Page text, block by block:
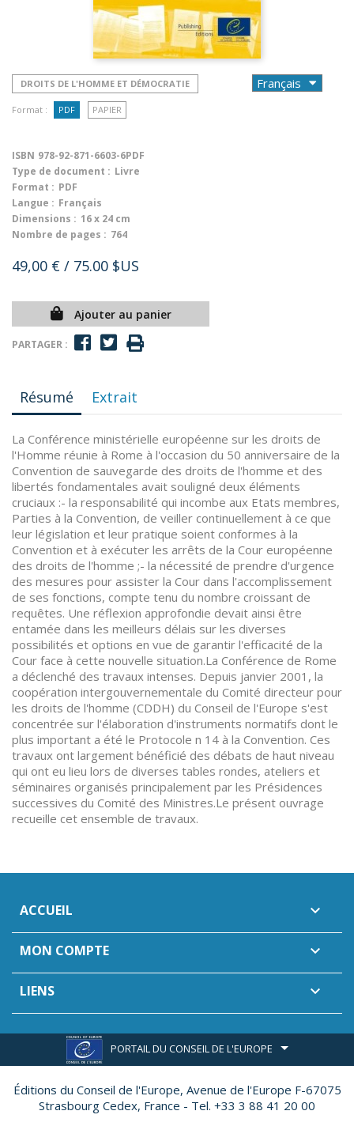
DROITS DE L'HOMME ET DÉMOCRATIE
Format : PDF PAPIER
ISBN 978-92-871-6603-6PDF
Type de document : Livre
Format : PDF
Langue : Français
Dimensions : 16 x 24 cm
Nombre de pages : 764
49,00 € / 75.00 $US
Ajouter au panier
PARTAGER :
Résumé Extrait
La Conférence ministérielle européenne sur les droits de
l'Homme réunie à Rome à l'occasion du 50 anniversaire de la
Convention de sauvegarde des droits de l'homme et des
libertés fondamentales avait souligné deux éléments
cruciaux :- la responsabilité qui incombe aux Etats membres,
Parties à la Convention, de veiller continuellement à ce que
leur législation et leur pratique soient conformes à la
Convention et à exécuter les arrêts de la Cour européenne
des droits de l'homme ;- la nécessité de prendre d'urgence
des mesures pour assister la Cour dans l'accomplissement
de ses fonctions, compte tenu du nombre croissant de
requêtes. Une réflexion approfondie devait ainsi être
entamée dans les meilleurs délais sur les diverses
possibilités et options en vue de garantir l'efficacité de la
Cour face à cette nouvelle situation.La Conférence de Rome
a déclenché des travaux intenses. Depuis janvier 2001, la
coopération intergouvernementale du Comité directeur pour
les droits de l'homme (CDDH) du Conseil de l'Europe s'est
concentrée sur l'élaboration d'instruments normatifs dont le
plus important a été le Protocole n 14 à la Convention. Ces
travaux ont largement bénéficié des débats de haut niveau
qui ont eu lieu lors de diverses tables rondes, ateliers et
séminaires organisés principalement par les Présidences
successives du Comité des Ministres.Le présent ouvrage
recueille cet ensemble de travaux.
ACCUEIL 
MON COMPTE 
LIENS 
PORTAIL DU CONSEIL DE L'EUROPE
Éditions du Conseil de l'Europe, Avenue de l'Europe F-67075
Strasbourg Cedex, France - Tel. +33 3 88 41 20 00